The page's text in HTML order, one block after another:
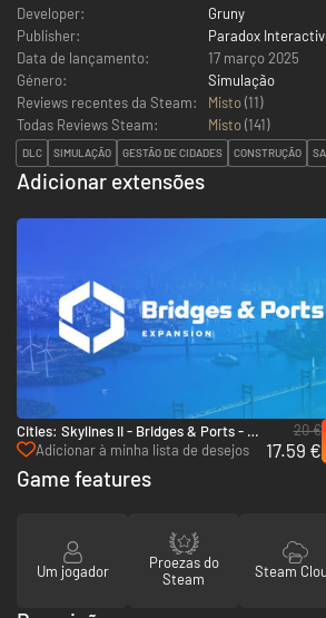
Developer:
Gruny
Publisher:
Paradox
Data de lançamento:
17 março 2025
Género:
Simulação
Reviews recentes da Steam:
Misto(11)
Todas Reviews Steam:
Misto(141)
DLC SIMULAÇÃO GESTÃO DE CIDADES CONSTRUÇÃO
Adicionar extensões
Cities: Skylines II - Bridges & Ports - PC
(Steam)
Adicionar à minha lista de desejos
20 €
17.59 €
Game features
Um jogador
Proezas do
Steam
Steam